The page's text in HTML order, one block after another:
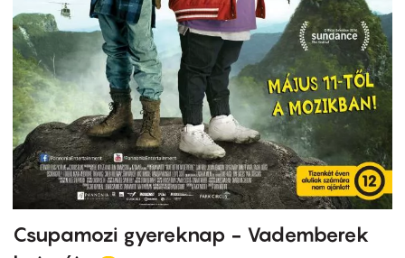
Csupamozi gyereknap - Vademberek